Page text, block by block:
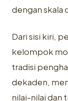
dengan skala
Dari sisi kiri,
kelompok
tradisi
dekaden,
nilai-nilai dan